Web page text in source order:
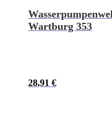
Wartburg 353
28,91 €